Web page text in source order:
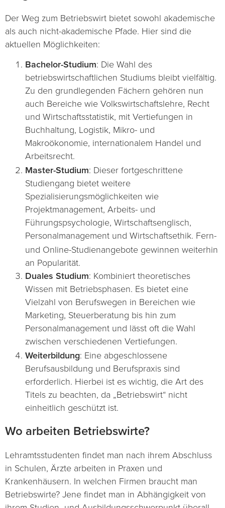
Der Weg zum Betriebswirt bietet sowohl akademische
als auch nicht-akademische Pfade. Hier sind die
aktuellen Möglichkeiten:
Bachelor-Studium: Die Wahl des
betriebswirtschaftlichen Studiums bleibt vielfältig.
Zu den grundlegenden Fächern gehören nun
auch Bereiche wie Volkswirtschaftslehre, Recht
und Wirtschaftsstatistik, mit Vertiefungen in
Buchhaltung, Logistik, Mikro- und
Makroökonomie, internationalem Handel und
Arbeitsrecht​​.
Master-Studium: Dieser fortgeschrittene
Studiengang bietet weitere
Spezialisierungsmöglichkeiten wie
Projektmanagement, Arbeits- und
Führungspsychologie, Wirtschaftsenglisch,
Personalmanagement und Wirtschaftsethik​​. Fern-
und Online-Studienangebote gewinnen weiterhin
an Popularität.
Duales Studium: Kombiniert theoretisches
Wissen mit Betriebsphasen. Es bietet eine
Vielzahl von Berufswegen in Bereichen wie
Marketing, Steuerberatung bis hin zum
Personalmanagement und lässt oft die Wahl
zwischen verschiedenen Vertiefungen​​.
Weiterbildung: Eine abgeschlossene
Berufsausbildung und Berufspraxis sind
erforderlich. Hierbei ist es wichtig, die Art des
Titels zu beachten, da „Betriebswirt“ nicht
einheitlich geschützt ist.
Wo arbeiten Betriebswirte?
Lehramtsstudenten findet man nach ihrem Abschluss
in Schulen, Ärzte arbeiten in Praxen und
Krankenhäusern. In welchen Firmen braucht man
Betriebswirte? Jene findet man in Abhängigkeit von